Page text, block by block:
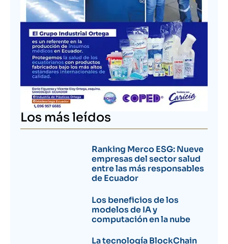
Los más leídos
Ranking Merco ESG: Nueve
empresas del sector salud
entre las más responsables
de Ecuador
Los beneficios de los
modelos de IA y
computación en la nube
La tecnología BlockChain